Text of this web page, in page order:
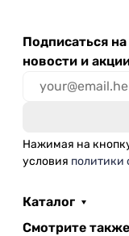
Подписаться на
новости и
Нажимая на
условия политики
Каталог
Смотрите также